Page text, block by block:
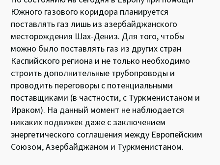
Южного газового коридора планируется
поставлять газ лишь из азербайджанского
месторождения Шах-Дениз. Для того, чтобы
можно было поставлять газ из других стран
Каспийского региона и не только необходимо
строить дополнительные трубопроводы и
проводить переговоры с потенциальными
поставщиками (в частности, с Туркменистаном и
Ираком). На данный момент не наблюдается
никаких подвижек даже с заключением
энергетического соглашения между Европейским
Союзом, Азербайджаном и Туркменистаном.